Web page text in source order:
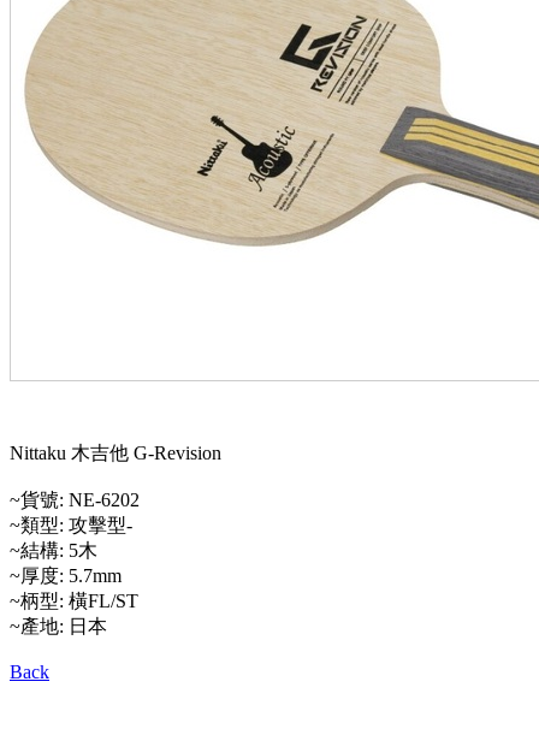
Nittaku 木吉他 G-Revision
~貨號: NE-6202
~類型: 攻擊型-
~結構: 5木
~厚度: 5.7mm
~柄型: 橫FL/ST
~產地: 日本
Back